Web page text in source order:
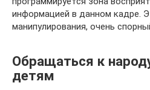
информацией в данном кадре.
манипулирования, очень
Обращаться к
детям